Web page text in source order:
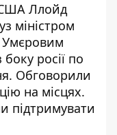
США Ллойд
з міністром
Умєровим
росії по
Обговорили
на місцях.
підтримувати